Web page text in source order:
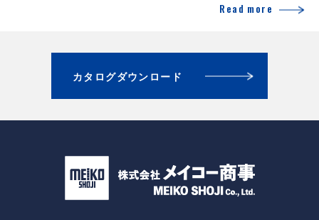
Read more
カタログダウンロード